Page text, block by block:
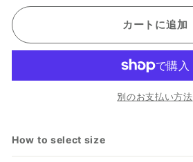
カートに追加
別のお支払い方法
How to select size